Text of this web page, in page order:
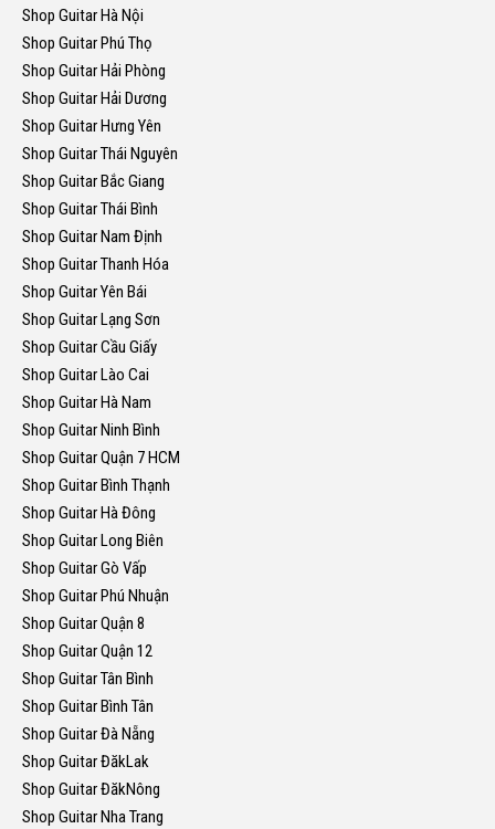
Shop Guitar Hà Nội
Shop Guitar Phú Thọ
Shop Guitar Hải Phòng
Shop Guitar Hải Dương
Shop Guitar Hưng Yên
Shop Guitar Thái Nguyên
Shop Guitar Bắc Giang
Shop Guitar Thái Bình
Shop Guitar Nam Định
Shop Guitar Thanh Hóa
Shop Guitar Yên Bái
Shop Guitar Lạng Sơn
Shop Guitar Cầu Giấy
Shop Guitar Lào Cai
Shop Guitar Hà Nam
Shop Guitar Ninh Bình
Shop Guitar Quận 7 HCM
Shop Guitar Bình Thạnh
Shop Guitar Hà Đông
Shop Guitar Long Biên
Shop Guitar Gò Vấp
Shop Guitar Phú Nhuận
Shop Guitar Quận 8
Shop Guitar Quận 12
Shop Guitar Tân Bình
Shop Guitar Bình Tân
Shop Guitar Đà Nẵng
Shop Guitar ĐăkLak
Shop Guitar ĐăkNông
Shop Guitar Nha Trang